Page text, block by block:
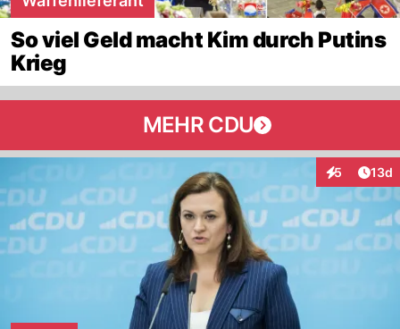
So viel Geld macht Kim durch Putins
Krieg
MEHR CDU
5
Interaktionen
13d